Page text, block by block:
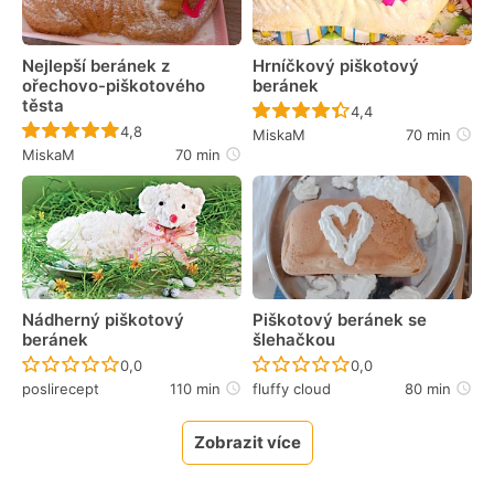
Nejlepší beránek z
ořechovo-piškotového
těsta
Recept ještě nebyl hodnocen
4,8
MiskaM
70 min
Hrníčkový piškotový
beránek
Recept ještě nebyl
4,4
MiskaM
70 min
Nádherný piškotový
beránek
Recept ještě nebyl hodnocen
0,0
poslirecept
110 min
Piškotový beránek se
šlehačkou
Recept ještě nebyl
0,0
fluffy cloud
80 min
Zobrazit více